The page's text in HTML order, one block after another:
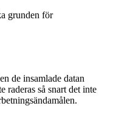
grunden för
de insamlade datan
raderas så snart det inte